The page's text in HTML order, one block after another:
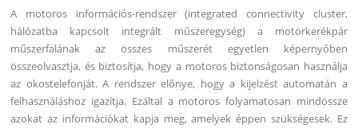
A motoros információs-rendszer (integrated connectivity cluster,
hálózatba kapcsolt integrált műszeregység) a motorkerékpár
műszerfalának az összes műszerét egyetlen képernyőben
összeolvasztja, és biztosítja, hogy a motoros biztonságosan használja
az okostelefonját. A rendszer előnye, hogy a kijelzést automatán a
felhasználáshoz igazítja. Ezáltal a motoros folyamatosan mindössze
azokat az információkat kapja meg, amelyek éppen szükségesek. Ez